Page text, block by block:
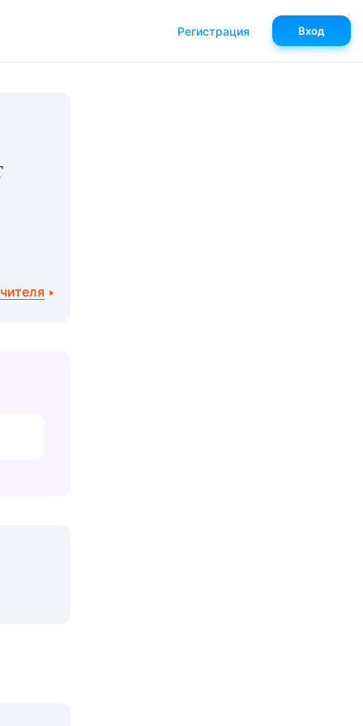
Регистрация Вход